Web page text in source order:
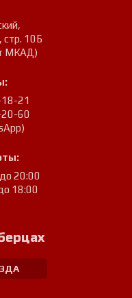
,
стр. 10Б
МКАД)
21
60
20:00
18:00